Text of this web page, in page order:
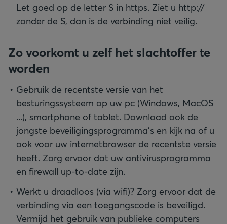
Let goed op de letter S in https. Ziet u http://
zonder de S, dan is de verbinding niet veilig.
Zo voorkomt u zelf het slachtoffer te
worden
Gebruik de recentste versie van het
besturingssysteem op uw pc (Windows, MacOS
...), smartphone of tablet. Download ook de
jongste beveiligingsprogramma’s en kijk na of u
ook voor uw internetbrowser de recentste versie
heeft. Zorg ervoor dat uw antivirusprogramma
en firewall up-to-date zijn.
Werkt u draadloos (via wifi)? Zorg ervoor dat de
verbinding via een toegangscode is beveiligd.
Vermijd het gebruik van publieke computers